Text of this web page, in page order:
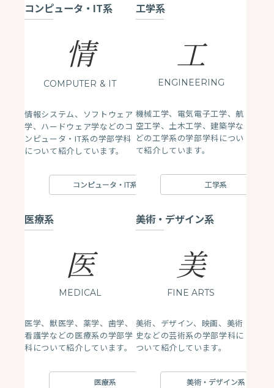
コンピュータ・IT系
情
COMPUTER & IT
情報システム、ソフトウェア
学、ハードウェア学などのコ
ンピュータ・IT系の学部学科
について紹介しています。
コンピュータ・IT系
工学系
工
ENGINEERING
機械工学、電気電子工学、航
空工学、土木工学、建築学な
どの工学系の学部学科につい
て紹介しています。
工学系
医療系
医
MEDICAL
医学、獣医学、薬学、歯学、
看護学などの医療系の学部学
科について紹介しています。
医療系
美術・デザイン系
美
FINE ARTS
美術、デザイン、映画、美術
史などの芸術系の学部学科に
ついて紹介しています。
美術・デザイン系